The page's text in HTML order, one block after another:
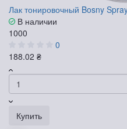
Лак тонировочный Bosny
В наличии
1000
0
188.02 ₴
Купить